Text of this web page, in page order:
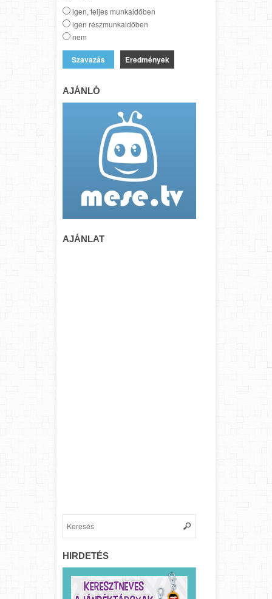
igen, teljes munkaidőben
igen részmunkaidőben
nem
Eredmények
AJÁNLÓ
AJÁNLAT
HIRDETÉS